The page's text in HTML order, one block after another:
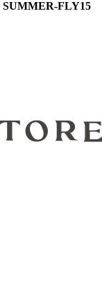
SUMMER-FLY15